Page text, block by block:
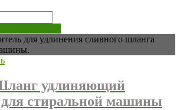
для удлинения сливного шланга
удлиняющий
стиральной машины